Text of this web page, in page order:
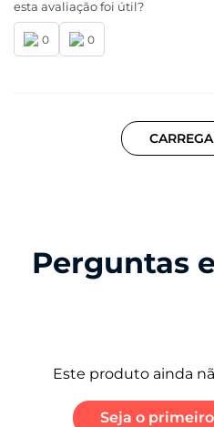
esta avaliação foi útil?
0 0
Perguntas
Este produto ainda
Seja o